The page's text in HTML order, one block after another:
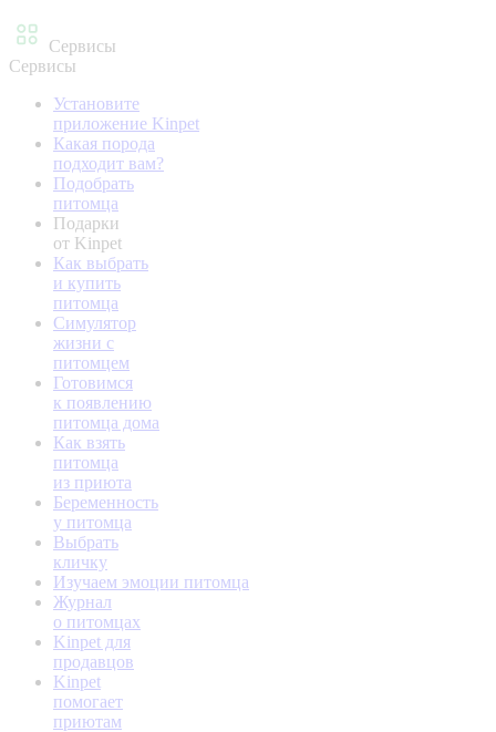
Сервисы
Сервисы
Установите
приложение Kinpet
Какая порода
подходит вам?
Подобрать
питомца
Подарки
от Kinpet
Как выбрать
и купить
питомца
Симулятор
жизни с
питомцем
Готовимся
к появлению
питомца дома
Как взять
питомца
из приюта
Беременность
у питомца
Выбрать
кличку
Изучаем эмоции питомца
Журнал
о питомцах
Kinpet для
продавцов
Kinpet
помогает
приютам